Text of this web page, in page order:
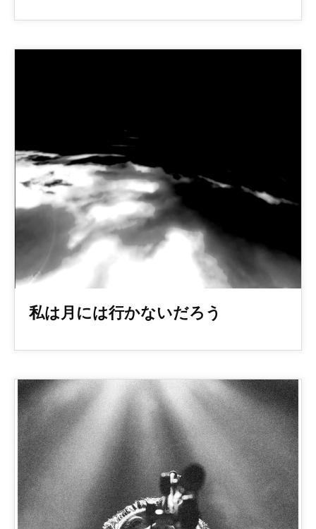
私は月には行かないだろう